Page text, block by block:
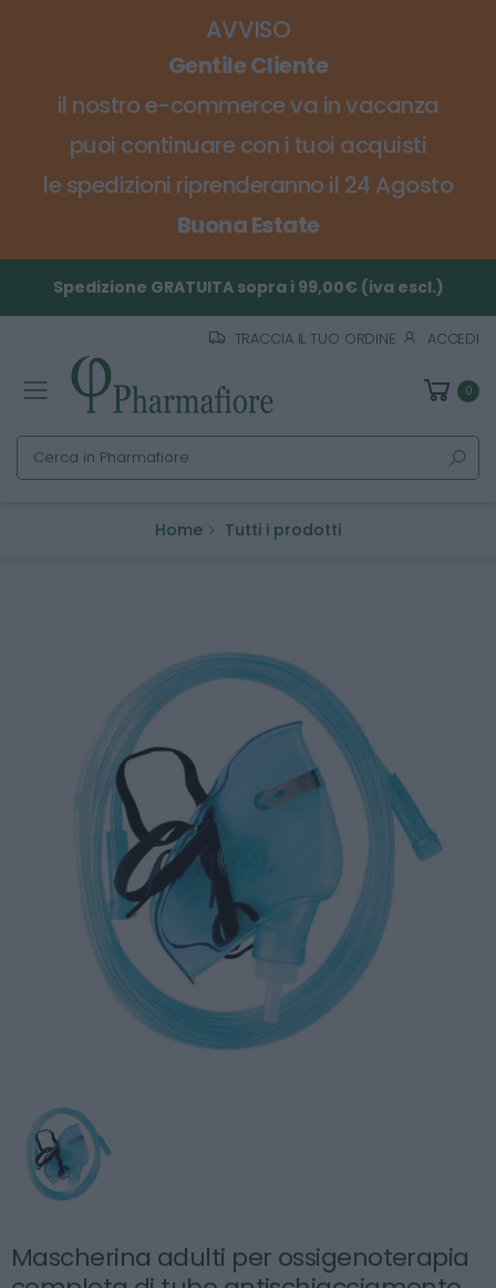
AVVISO
Gentile Cliente
il nostro e-commerce va in vacanza
puoi continuare con i tuoi acquisti
le spedizioni riprenderanno il 24 Agosto
Buona Estate
Spedizione GRATUITA sopra i 99,00€ (iva escl.)
TRACCIA IL TUO ORDINE ACCEDI
Toggle mobile menu 0
Cerca
Home Tutti i prodotti
Mascherina adulti per ossigenoterapia